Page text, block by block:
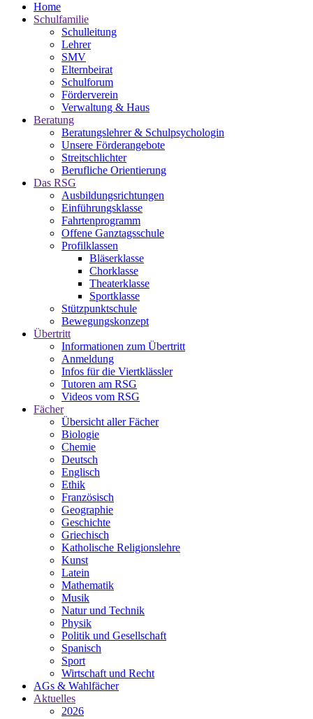
Home
Schulfamilie
Schulleitung
Lehrer
SMV
Elternbeirat
Schulforum
Förderverein
Verwaltung & Haus
Beratung
Beratungslehrer & Schulpsychologin
Unsere Förderangebote
Streitschlichter
Berufliche Orientierung
Das RSG
Ausbildungsrichtungen
Einführungsklasse
Fahrtenprogramm
Offene Ganztagsschule
Profilklassen
Bläserklasse
Chorklasse
Theaterklasse
Sportklasse
Stützpunktschule
Bewegungskonzept
Übertritt
Informationen zum Übertritt
Anmeldung
Infos für die Viertklässler
Tutoren am RSG
Videos vom RSG
Fächer
Übersicht aller Fächer
Biologie
Chemie
Deutsch
Englisch
Ethik
Französisch
Geographie
Geschichte
Griechisch
Katholische Religionslehre
Kunst
Latein
Mathematik
Musik
Natur und Technik
Physik
Politik und Gesellschaft
Spanisch
Sport
Wirtschaft und Recht
AGs & Wahlfächer
Aktuelles
2026